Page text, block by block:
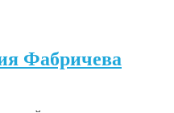
Фабричева